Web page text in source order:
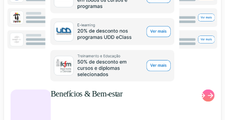
Benefícios & Bem-estar